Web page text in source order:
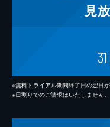
見
31
※無料トライアル期間終了日の翌日
※日割りでのご請求はいたしません。